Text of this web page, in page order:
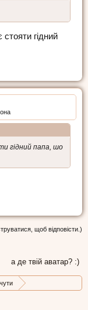
гідний
гідний папа, шо
щоб відповісти.)
а де твій аватар? :)